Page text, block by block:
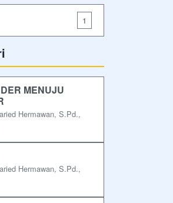
1
MENUJU
Hermawan, S.Pd.,
Hermawan, S.Pd.,